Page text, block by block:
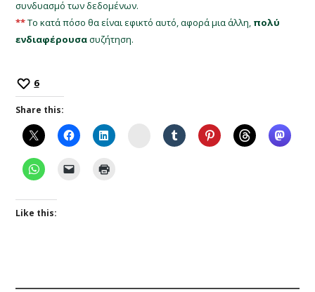
συνδυασμό των δεδομένων.
**Το κατά πόσο θα είναι εφικτό αυτό, αφορά μια άλλη, πολύ
ενδιαφέρουσασυζήτηση.
6
Share this:
Instagram
Like this: